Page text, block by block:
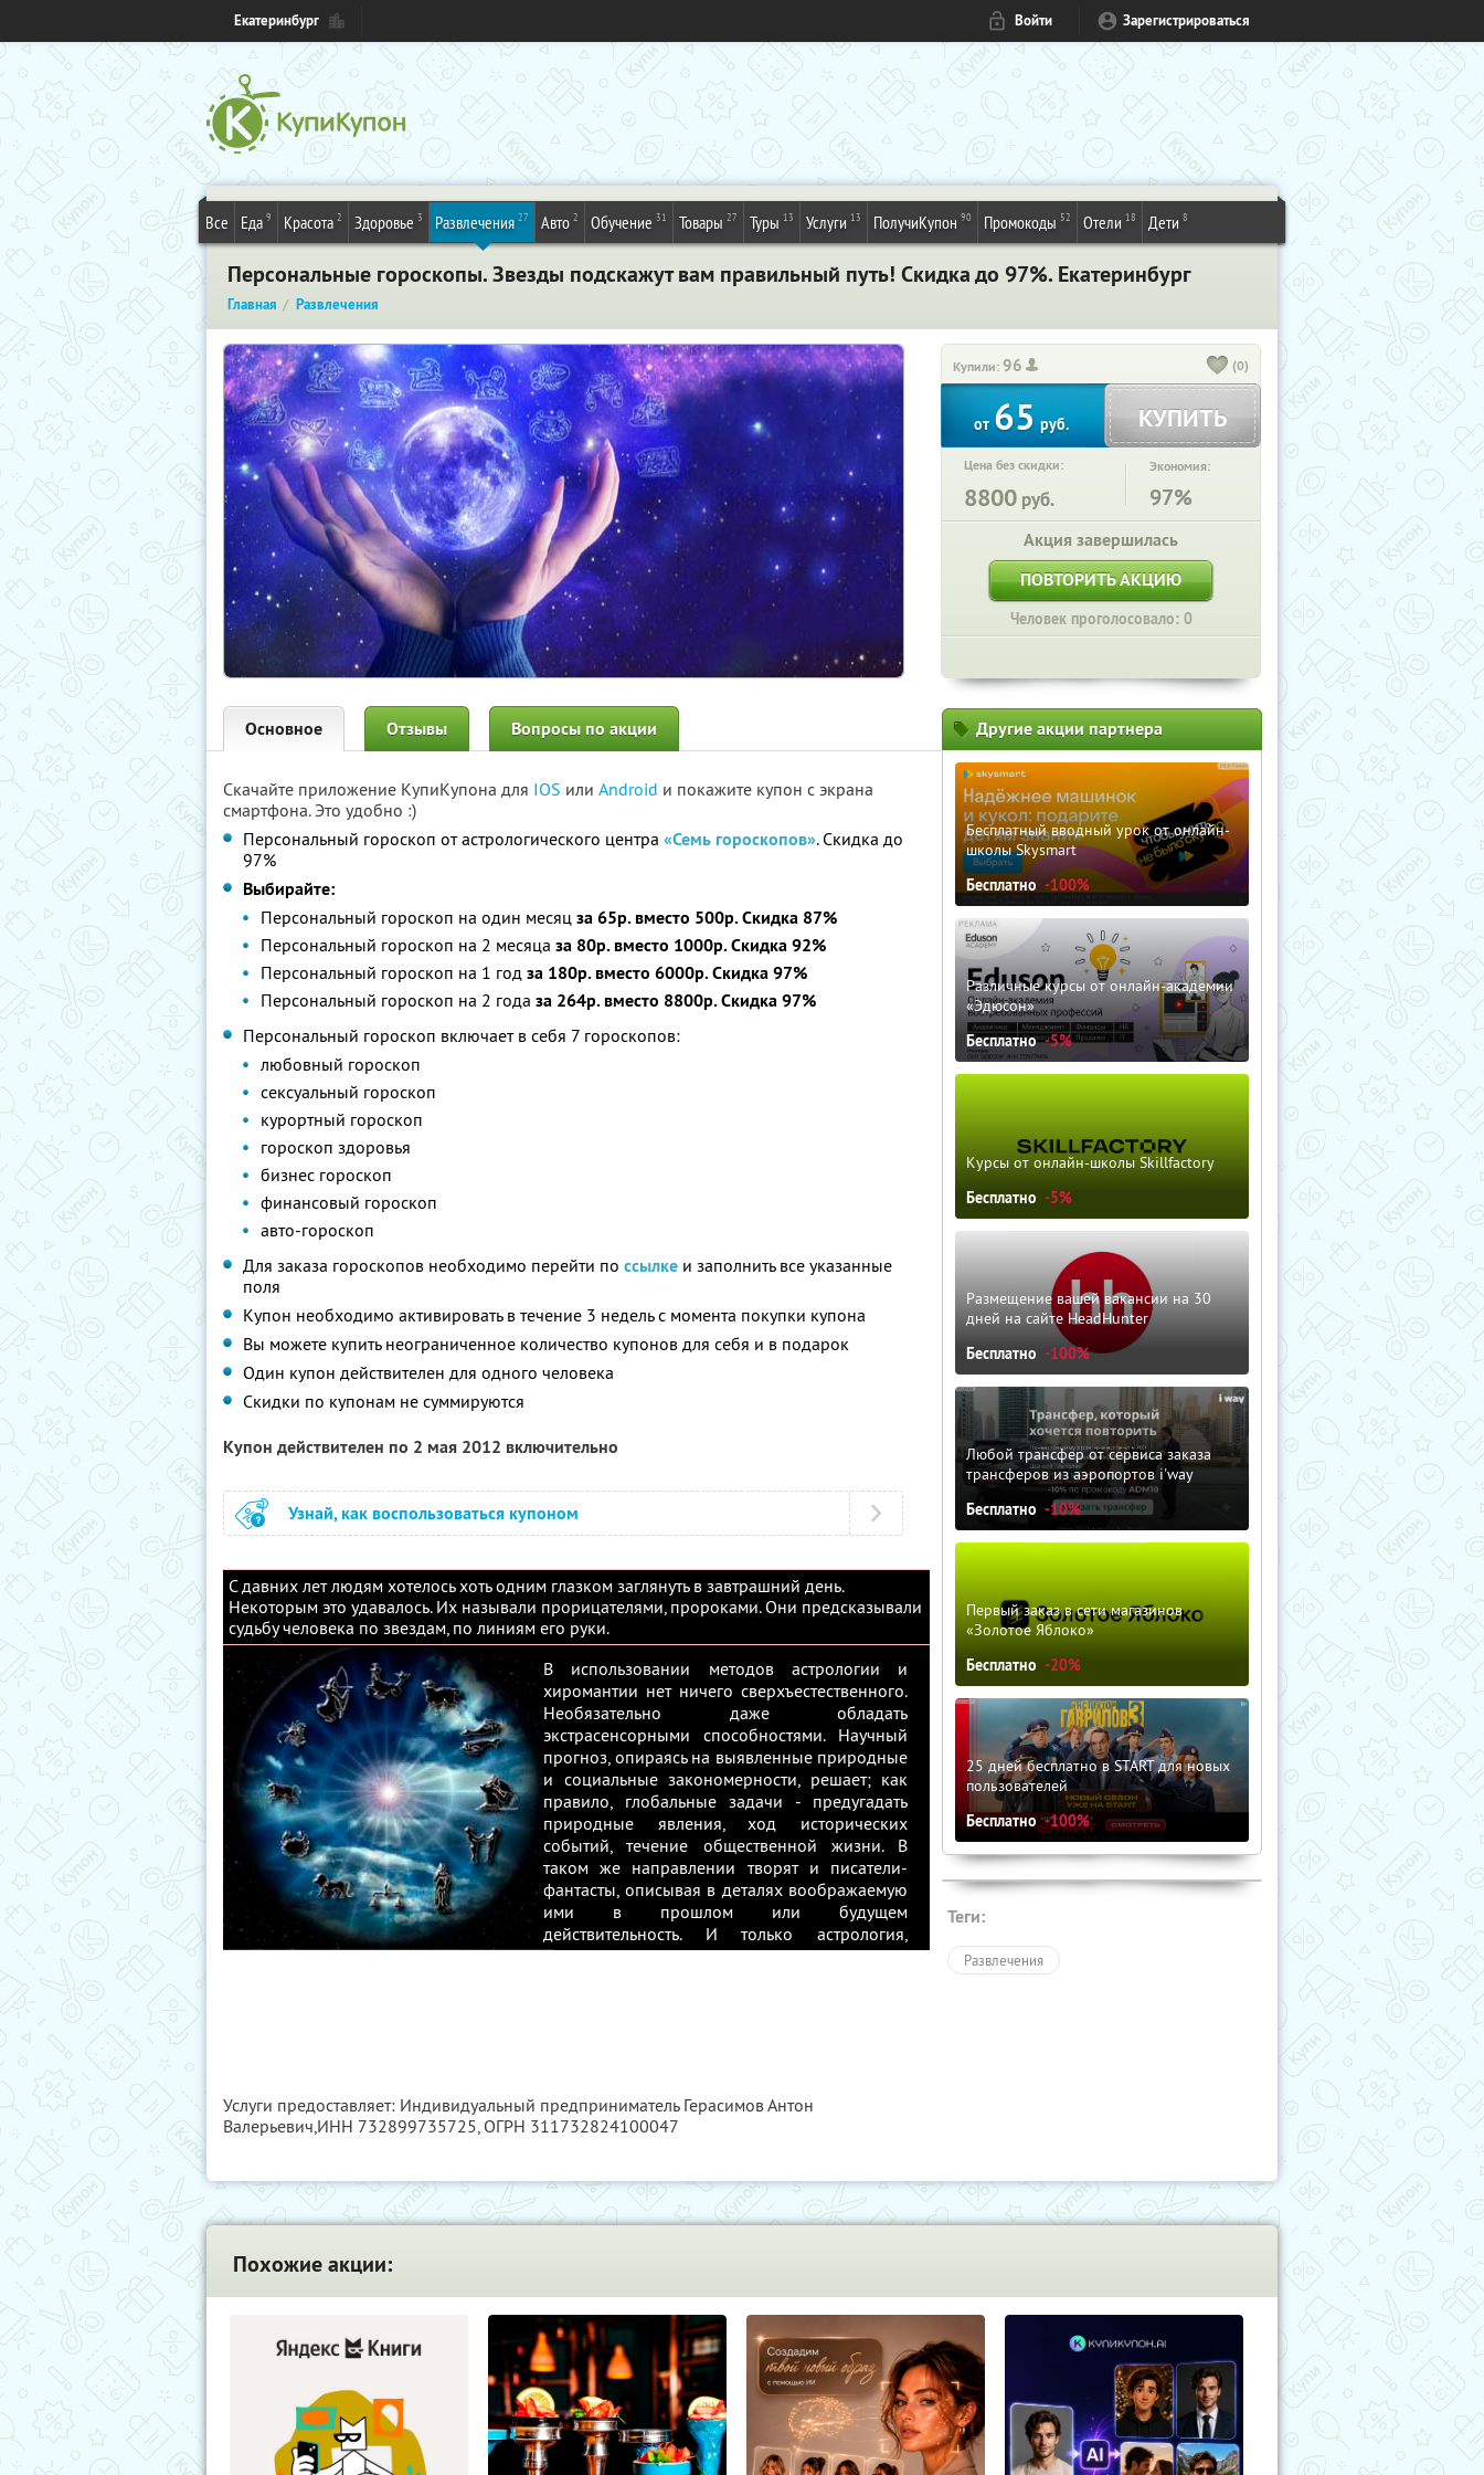
Екатеринбург Войти Зарегистрироваться
Все Еда 9 Красота 2 Здоровье 3 Развлечения 27 Авто 2 Обучение 31 Товары 27 Туры 13 Услуги 13 ПолучиКупон 90 Промокоды 52 Отели 18 Дети 8
Персональные гороскопы. Звезды подскажут вам правильный путь! Скидка до 97%. Екатеринбург
Главная Развлечения
Купили:96 (0)
от 65руб. КУПИТЬ
Цена без скидки:
8800 руб.
Экономия:
97%
Акция завершилась
ПОВТОРИТЬ АКЦИЮ
Человек проголосовало: 0
Основное Отзывы Вопросы по акции
Скачайте приложение КупиКупона для IOS или Android и покажите купон с экрана
смартфона. Это удобно :)
Персональный гороскоп от астрологического центра «Семь гороскопов». Скидка до
97%
Выбирайте:
Персональный гороскоп на один месяц за 65р. вместо 500р. Скидка 87%
Персональный гороскоп на 2 месяца за 80р. вместо 1000р. Скидка 92%
Персональный гороскоп на 1 год за 180р. вместо 6000р. Скидка 97%
Персональный гороскоп на 2 года за 264р. вместо 8800р. Скидка 97%
Персональный гороскоп включает в себя 7 гороскопов:
любовный гороскоп
сексуальный гороскоп
курортный гороскоп
гороскоп здоровья
бизнес гороскоп
финансовый гороскоп
авто-гороскоп
Для заказа гороскопов необходимо перейти по ссылке и заполнить все указанные
поля
Купон необходимо активировать в течение 3 недель с момента покупки купона
Вы можете купить неограниченное количество купонов для себя и в подарок
Один купон действителен для одного человека
Скидки по купонам не суммируются
Купон действителен по 2 мая 2012 включительно
Узнай, как воспользоваться купоном
С давних лет людям хотелось хоть одним глазком заглянуть в завтрашний день.
Некоторым это удавалось. Их называли прорицателями, пророками. Они предсказывали
судьбу человека по звездам, по линиям его руки.
В использовании методов астрологии и
хиромантии нет ничего сверхъестественного.
Необязательно даже обладать
экстрасенсорными способностями. Научный
прогноз, опираясь на выявленные природные
и социальные закономерности, решает; как
правило, глобальные задачи - предугадать
природные явления, ход исторических
событий, течение общественной жизни. В
таком же направлении творят и писатели-
фантасты, описывая в деталях воображаемую
ими в прошлом или будущем
действительность. И только астрология,
хиромантия, другие «неофициальные»
Услуги предоставляет: Индивидуальный предприниматель Герасимов Антон
Валерьевич,ИНН 732899735725, ОГРН 311732824100047
Другие акции партнера
Бесплатный вводный урок от онлайн-
школы Skysmart
Бесплатно -100%
Различные курсы от онлайн-академии
«Эдюсон»
Бесплатно -5%
Курсы от онлайн-школы Skillfactory
Бесплатно -5%
Размещение вашей вакансии на 30
дней на сайте HeadHunter
Бесплатно -100%
Любой трансфер от сервиса заказа
трансферов из аэропортов i'way
Бесплатно -10%
Первый заказ в сети магазинов
«Золотое Яблоко»
Бесплатно -20%
25 дней бесплатно в START для новых
пользователей
Бесплатно -100%
Теги:
Развлечения
Похожие акции: